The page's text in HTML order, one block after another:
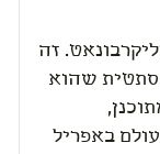
זה
שהוא
מתוכנן,
מבשרים על אייקון תרבותי שהולך לצאת לאויר העולם באפריל